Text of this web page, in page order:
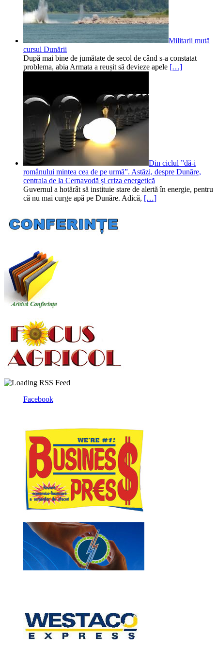
Militarii mută
cursul Dunării
După mai bine de jumătate de secol de când s-a constatat
problema, abia Armata a reușit să devieze apele […]
Din ciclul ”dă-i
românului mintea cea de pe urmă”. Astăzi, despre Dunăre,
centrala de la Cernavodă și criza energetică
Guvernul a hotărât să instituie stare de alertă în energie, pentru
că nu mai curge apă pe Dunăre. Adică, […]
Facebook